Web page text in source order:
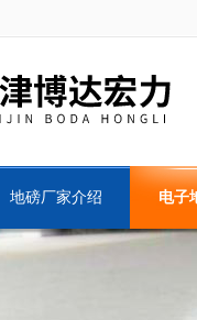
地磅厂家介绍 电子